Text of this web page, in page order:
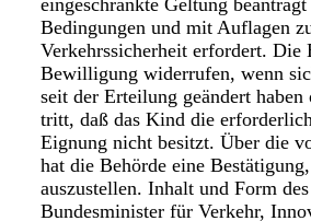
eingeschränkte Geltung
Bedingungen und mit Auflagen
Verkehrssicherheit erfordert. Die
Bewilligung widerrufen, wenn
seit der Erteilung geändert
tritt, daß das Kind die
Eignung nicht besitzt. Über die
hat die Behörde eine
auszustellen. Inhalt und Form
Bundesminister für Verkehr,